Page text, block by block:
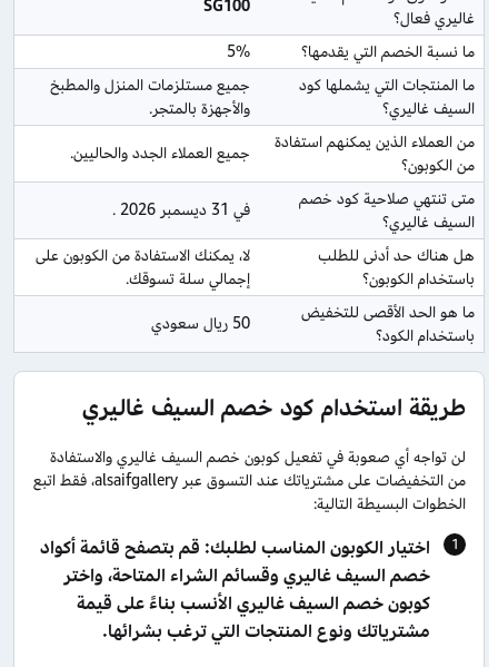
غاليري فعال؟
SG100
ما نسبة الخصم التي يقدمها؟
5%
ما المنتجات التي يشملها كود
السيف غاليري؟
جميع مستلزمات المنزل والمطبخ
والأجهزة بالمتجر.
من العملاء الذين يمكنهم استفادة
من الكوبون؟
جميع العملاء الجدد والحاليين.
متى تنتهي صلاحية كود خصم
السيف غاليري؟
في 31 ديسمبر 2026 .
هل هناك حد أدنى للطلب
باستخدام الكوبون؟
لا، يمكنك الاستفادة من الكوبون على
إجمالي سلة تسوقك.
ما هو الحد الأقصى للتخفيض
باستخدام الكود؟
50 ريال سعودي
طريقة استخدام كود خصم السيف غاليري
لن تواجه أي صعوبة في تفعيل كوبون خصم السيف غاليري والاستفادة
من التخفيضات على مشترياتك عند التسوق عبر alsaifgallery، فقط اتبع
الخطوات البسيطة التالية:
اختيار الكوبون المناسب لطلبك: قم بتصفح قائمة أكواد
خصم السيف غاليري وقسائم الشراء المتاحة، واختر
كوبون خصم السيف غاليري الأنسب بناءً على قيمة
مشترياتك ونوع المنتجات التي ترغب بشرائها.